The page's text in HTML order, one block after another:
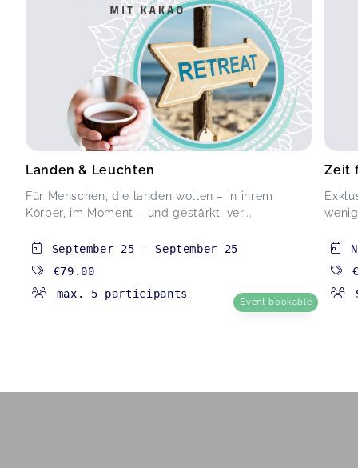
Landen & Leuchten
Für Menschen, die landen wollen – in ihrem
Körper, im Moment – und gestärkt, ver...
September 25 - September 25
€79.00
max. 5 participants
Event bookable
Zeit